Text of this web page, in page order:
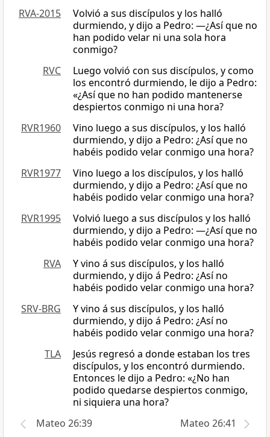
RVA-2015
Volvió a sus discípulos y los halló
durmiendo, y dijo a Pedro: —¿Así que no
han podido velar ni una sola hora
conmigo?
RVC
Luego volvió con sus discípulos, y como
los encontró durmiendo, le dijo a Pedro:
«¿Así que no han podido mantenerse
despiertos conmigo ni una hora?
RVR1960
Vino luego a sus discípulos, y los halló
durmiendo, y dijo a Pedro: ¿Así que no
habéis podido velar conmigo una hora?
RVR1977
Vino luego a los discípulos, y los halló
durmiendo, y dijo a Pedro: ¿Así que no
habéis podido velar conmigo una hora?
RVR1995
Volvió luego a sus discípulos y los halló
durmiendo, y dijo a Pedro: —¿Así que no
habéis podido velar conmigo una hora?
RVA
Y vino á sus discípulos, y los halló
durmiendo, y dijo á Pedro: ¿Así no
habéis podido velar conmigo una hora?
SRV-BRG
Y vino á sus discípulos, y los halló
durmiendo, y dijo á Pedro: ¿Así no
habéis podido velar conmigo una hora?
TLA
Jesús regresó a donde estaban los tres
discípulos, y los encontró durmiendo.
Entonces le dijo a Pedro: «¿No han
podido quedarse despiertos conmigo,
ni siquiera una hora?
Mateo 26:39
Mateo 26:41